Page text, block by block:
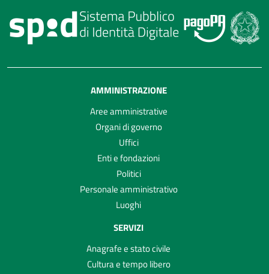
AMMINISTRAZIONE
Aree amministrative
Organi di governo
Uffici
Enti e fondazioni
Politici
Personale amministrativo
Luoghi
SERVIZI
Anagrafe e stato civile
Cultura e tempo libero